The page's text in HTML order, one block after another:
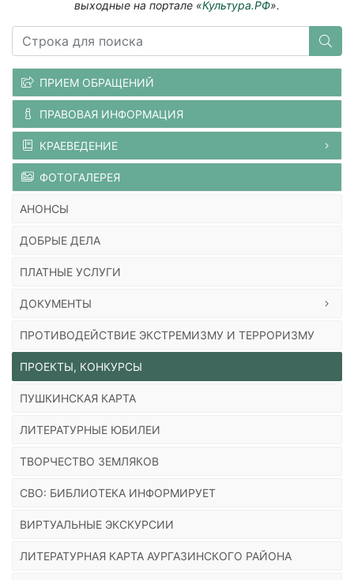
выходные на портале «Культура.РФ».
ПРИЕМ ОБРАЩЕНИЙ
ПРАВОВАЯ ИНФОРМАЦИЯ
КРАЕВЕДЕНИЕ
ФОТОГАЛЕРЕЯ
АНОНСЫ
ДОБРЫЕ ДЕЛА
ПЛАТНЫЕ УСЛУГИ
ДОКУМЕНТЫ
ПРОТИВОДЕЙСТВИЕ ЭКСТРЕМИЗМУ И ТЕРРОРИЗМУ
ПРОЕКТЫ, КОНКУРСЫ
ПУШКИНСКАЯ КАРТА
ЛИТЕРАТУРНЫЕ ЮБИЛЕИ
ТВОРЧЕСТВО ЗЕМЛЯКОВ
СВО: БИБЛИОТЕКА ИНФОРМИРУЕТ
ВИРТУАЛЬНЫЕ ЭКСКУРСИИ
ЛИТЕРАТУРНАЯ КАРТА АУРГАЗИНСКОГО РАЙОНА